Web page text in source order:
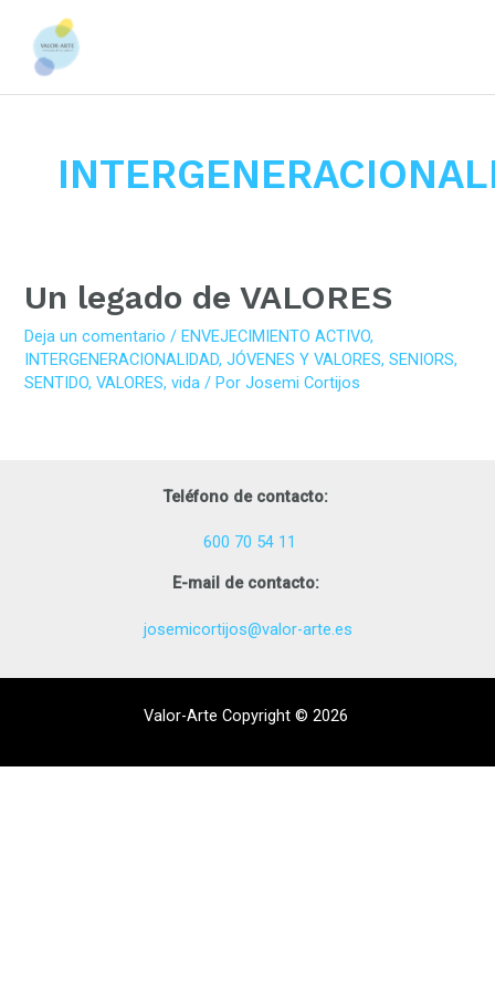
Ir
Un legado de VALORES
Deja un comentario /ENVEJECIMIENTO ACTIVO,
INTERGENERACIONALIDAD,JÓVENES Y VALORES,SENIORS,
SENTIDO,VALORES,vida / PorJosemi Cortijos
Teléfono de contacto:
600 70 54 11
E-mail de contacto:
josemicortijos@valor-arte.es
Valor-Arte Copyright © 2026